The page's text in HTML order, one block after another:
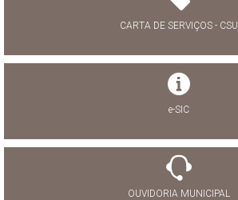
CARTA DE SERVIÇOS - CSU
e-SIC
OUVIDORIA MUNICIPAL